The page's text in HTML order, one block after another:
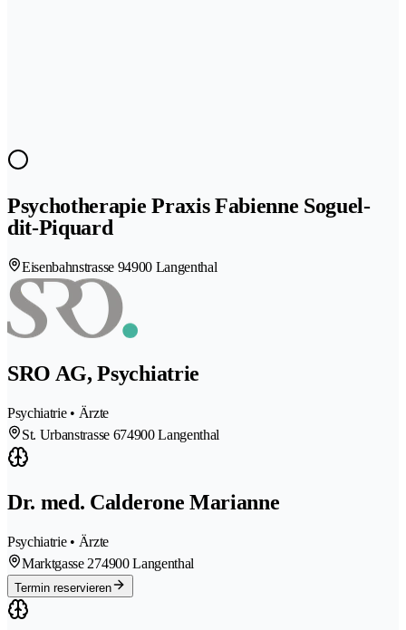
Psychotherapie Praxis Fabienne Soguel-
dit-Piquard
Eisenbahnstrasse 94900 Langenthal
SRO AG, Psychiatrie
Psychiatrie • Ärzte
St. Urbanstrasse 674900 Langenthal
Dr. med. Calderone Marianne
Psychiatrie • Ärzte
Marktgasse 274900 Langenthal
Termin reservieren